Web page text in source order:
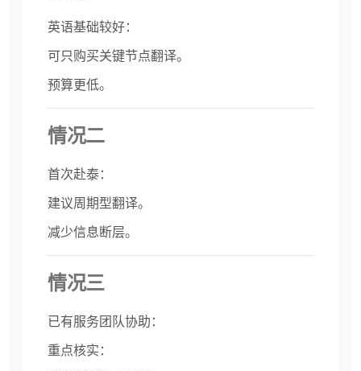
英语基础较好：
可只购买关键节点翻译。
预算更低。
情况二
首次赴泰：
建议周期型翻译。
减少信息断层。
情况三
已有服务团队协助：
重点核实：